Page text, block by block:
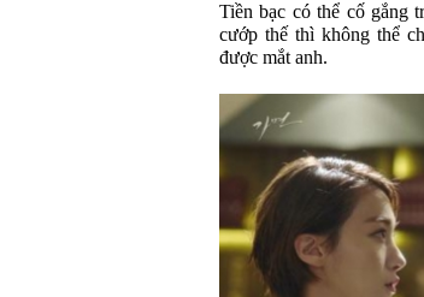
Tiền bạc có thể cố gắng
cướp thế thì không thể
được mắt anh.